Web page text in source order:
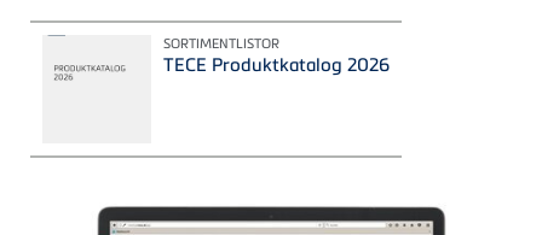
SORTIMENTLISTOR
TECE Produktkatalog 2026